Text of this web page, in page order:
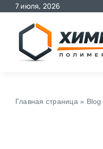
Skip
content
7 июля, 2026
Главная страница » Blog